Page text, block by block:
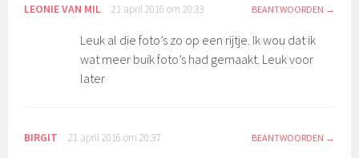
LEONIE VAN MIL 21 april 2016 om 20:33 BEANTWOORDEN
Leuk al die foto’s zo op een rijtje. Ik wou dat ik
wat meer buik foto’s had gemaakt. Leuk voor
later
BIRGIT 21 april 2016 om 20:37 BEANTWOORDEN